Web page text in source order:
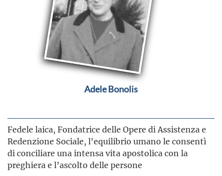
Adele Bonolis
Fedele laica, Fondatrice delle Opere di Assistenza e
Redenzione Sociale, l'equilibrio umano le consentì
di conciliare una intensa vita apostolica con la
preghiera e l’ascolto delle persone